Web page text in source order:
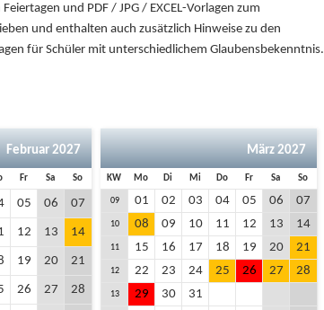
und PDF / JPG / EXCEL-Vorlagen zum
und enthalten auch zusätzlich Hinweise zu den
für Schüler mit unterschiedlichem Glaubensbekenntnis.
Februar 2027
Fr Sa So
05 06 07
12 13 14
19 20 21
26 27 28
März 2027
KW Mo Di Mi Do Fr Sa So
09 01 02 03 04 05 06 07
10 08 09 10 11 12 13 14
11 15 16 17 18 19 20 21
12 22 23 24 25 26 27 28
13 29 30 31